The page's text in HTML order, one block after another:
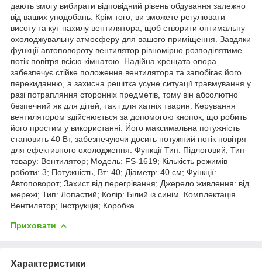
дають змогу вибирати відповідний рівень обдування залежно
від ваших уподобань. Крім того, ви зможете регулювати
висоту та кут нахилу вентилятора, щоб створити оптимальну
охолоджувальну атмосферу для вашого приміщення. Завдяки
функції автоповороту вентилятор рівномірно розподілятиме
потік повітря всією кімнатою. Надійна хрещата опора
забезпечує стійке положення вентилятора та запобігає його
перекиданню, а захисна решітка усуне ситуації травмування у
разі потрапляння сторонніх предметів, тому він абсолютно
безпечний як для дітей, так і для хатніх тварин. Керування
вентилятором здійснюється за допомогою кнопок, що робить
його простим у використанні. Його максимальна потужність
становить 40 Вт, забезпечуючи досить потужний потік повітря
для ефективного охолодження. Функції Тип: Підлоговий; Тип
товару: Вентилятор; Модель: FS-1619; Кількість режимів
роботи: 3; Потужність, Вт: 40; Діаметр: 40 см; Функції:
Автоповорот; Захист від перегрівання; Джерело живлення: від
мережі; Тип: Лопастий; Колір: Білий із синім. Комплектація
Вентилятор; Інструкція; Коробка.
Приховати
Характеристики